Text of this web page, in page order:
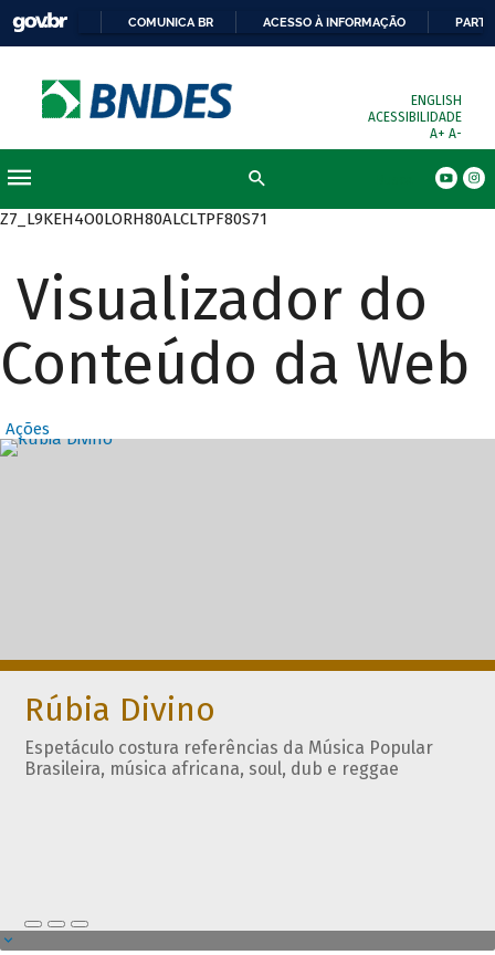
COMUNICA BR ACESSO À INFORMAÇÃO
ENGLISH
ACESSIBILIDADE
A+ A-
Z7_L9KEH4O0LORH80ALCLTPF80S71
Visualizador do
Conteúdo da Web
Ações
Destaques
Rúbia Divino
Espetáculo costura referências da Música Popular
Brasileira, música africana, soul, dub e reggae